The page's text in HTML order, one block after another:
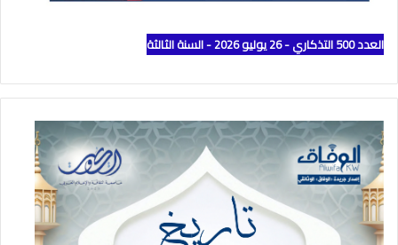
العدد 500 التذكاري - 26 يوليو 2026 - السنة الثالثة